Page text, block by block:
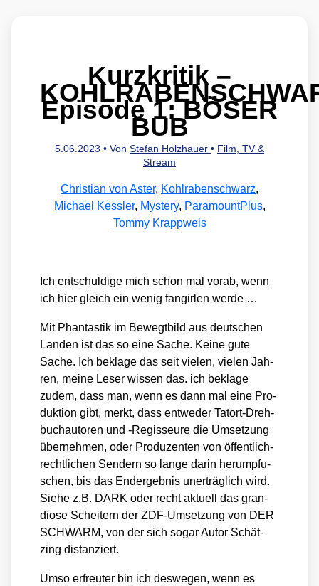
Kurzkritik –
Episode 1: BÖSER
BUB
5.06.2023 • Von Stefan Holzhauer • Film, TV &
Stream
Christian von Aster, Kohlrabenschwarz,
Michael Kessler, Mystery, ParamountPlus,
Tommy Krappweis
Ich ent­schul­di­ge mich schon mal vor­ab, wenn
ich hier gleich ein wenig fan­gir­len wer­de …
Mit Phan­tas­tik im Bewegt­bild aus deut­schen
Lan­den ist das so eine Sache. Kei­ne gute
Sache. Ich bekla­ge das seit vie­len, vie­len Jah­
ren, mei­ne Leser wis­sen das. ich bekla­ge
zudem, dass man, wenn es dann mal eine Pro­
duk­ti­on gibt, merkt, dass ent­we­der Tat­ort-Dreh­
buch­au­to­ren und ‑Regis­seu­re die Umset­zung
über­neh­men, oder Pro­du­zen­ten von öffent­lich-
recht­li­chen Sen­dern so lan­ge dar­in her­um­pfu­
schen, bis das End­ergeb­nis uner­träg­lich wird.
Sie­he z.B. DARK oder recht aktu­ell das gran­
dio­se Schei­tern der ZDF-Umset­zung von DER
SCHWARM, von der sich sogar Autor Schät­
zing distan­ziert.
Umso erfreu­ter bin ich des­we­gen, wenn es